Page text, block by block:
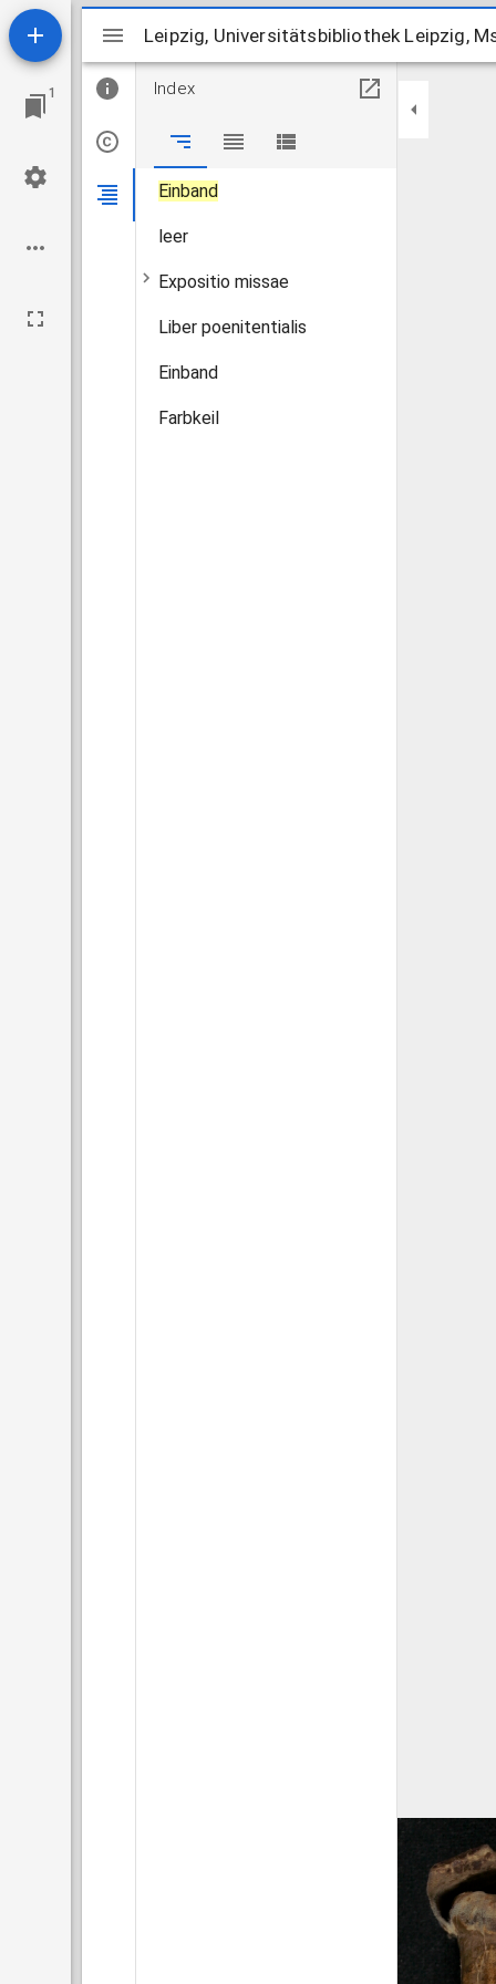
1
MiradorLeipzig, Universitätsbibliothek Leipzig,
Index
Einband
leer
Expositio missae
Liber poenitentialis
Einband
Farbkeil
Leipzig, Universitätsbibliothek Leipzig,